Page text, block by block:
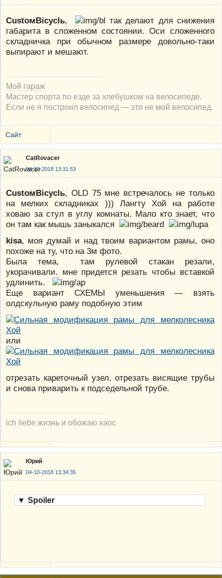
CustoмBicyclь,
так делают для снижения
габарита в сложенном состоянии. Оси сложенного
складничка при обычном размере довольно-таки
выпирают и мешают.
Мой гараж
Мастер спорта по езде за хлебушком на велосипеде.
Если не я построил велосипед — это не мой велосипед.
Сайт
CatRovacer
04-10-2018 13:31:53
CustoмBicyclь, OLD 75 мне встречалось не только
на мелких складниках ))) Лангту Хой на работе
ховаю за стул в углу комнаты. Мало кто знает, что
он там как мышь заныкался
kisa, моя думай и над твоим вариантом рамы, оно
похоже на ту, что на 3м фото.
Была тема, там рулевой стакан резали,
укорачивали. мне придется резать чтобы вставкой
удлинить.
Еще вариант СХЕМЫ уменьшения — взять
олдскульную раму подобную этим
или
отрезать кареточный узел, отрезать висящие трубы
и снова приварить к подседельной трубе.
ich liebe жизнь и обожаю хаос
Юрий
04-10-2018 13:34:35
▼ Spoiler